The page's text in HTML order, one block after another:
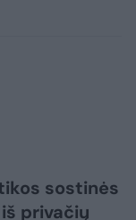
sostinės
privačių